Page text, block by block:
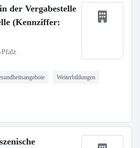
der Vergabestelle
(Kennziffer:
Pfalz
Weiterbildungen